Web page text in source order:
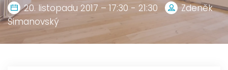
20. listopadu 2017 – 17:30 - 21:30
Zdeněk
Šimanovský